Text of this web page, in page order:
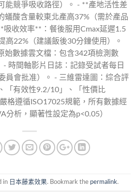
能競爭吸收路徑）。 - **產地活性差
蟻酸含量較東北產高37%（需於產品
吸收效率**：餐後服用Cmax延遲1.5
高22%（建議飯後30分鐘使用）。
始數據雲文檔：包含342項檢測數
- 時間軸影片日誌：記錄受試者每日
員會批准）。 - 三維雷達圖：綜合評
「有效性9.2/10」、「性價比
格遵循ISO17025規範，所有數據經
分析，顯著性設定為p<0.05）
in 日本藤素效果. Bookmark the permalink.